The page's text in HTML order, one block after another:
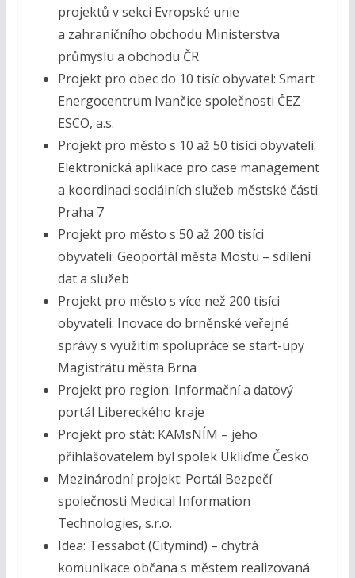
projektů v sekci Evropské unie
a zahraničního obchodu Ministerstva
průmyslu a obchodu ČR.
Projekt pro obec do 10 tisíc obyvatel: Smart
Energocentrum Ivančice společnosti ČEZ
ESCO, a.s.
Projekt pro město s 10 až 50 tisíci obyvateli:
Elektronická aplikace pro case management
a koordinaci sociálních služeb městské části
Praha 7
Projekt pro město s 50 až 200 tisíci
obyvateli: Geoportál města Mostu – sdílení
dat a služeb
Projekt pro město s více než 200 tisíci
obyvateli: Inovace do brněnské veřejné
správy s využitím spolupráce se start-upy
Magistrátu města Brna
Projekt pro region: Informační a datový
portál Libereckého kraje
Projekt pro stát: KAMsNÍM – jeho
přihlašovatelem byl spolek Ukliďme Česko
Mezinárodní projekt: Portál Bezpečí
společnosti Medical Information
Technologies, s.r.o.
Idea: Tessabot (Citymind) – chytrá
komunikace občana s městem realizovaná